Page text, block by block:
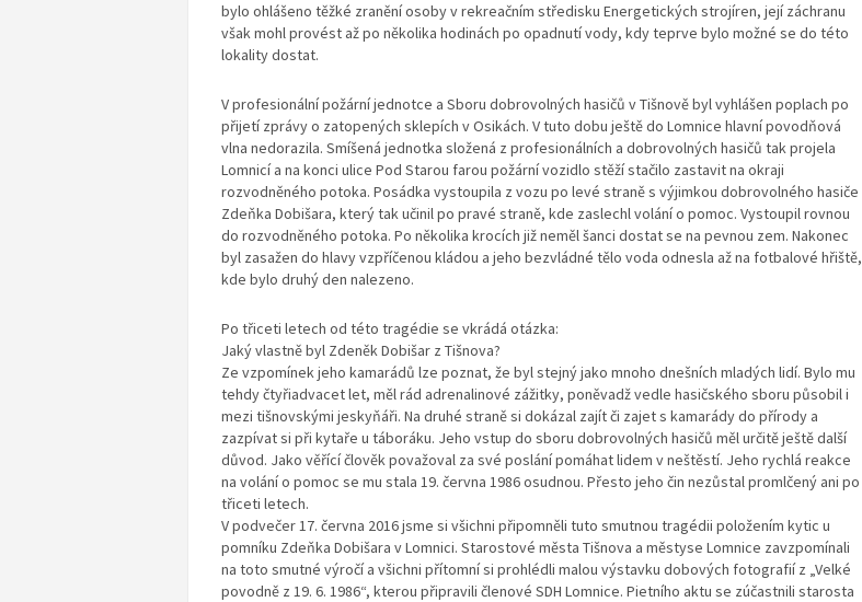
bylo ohlášeno těžké zranění osoby v rekreačním středisku Energetických strojíren, její záchranu
však mohl provést až po několika hodinách po opadnutí vody, kdy teprve bylo možné se do této
lokality dostat.
V profesionální požární jednotce a Sboru dobrovolných hasičů v Tišnově byl vyhlášen poplach po
přijetí zprávy o zatopených sklepích v Osikách. V tuto dobu ještě do Lomnice hlavní povodňová
vlna nedorazila. Smíšená jednotka složená z profesionálních a dobrovolných hasičů tak projela
Lomnicí a na konci ulice Pod Starou farou požární vozidlo stěží stačilo zastavit na okraji
rozvodněného potoka. Posádka vystoupila z vozu po levé straně s výjimkou dobrovolného hasiče
Zdeňka Dobišara, který tak učinil po pravé straně, kde zaslechl volání o pomoc. Vystoupil rovnou
do rozvodněného potoka. Po několika krocích již neměl šanci dostat se na pevnou zem. Nakonec
byl zasažen do hlavy vzpříčenou kládou a jeho bezvládné tělo voda odnesla až na fotbalové hřiště,
kde bylo druhý den nalezeno.
Po třiceti letech od této tragédie se vkrádá otázka:
Jaký vlastně byl Zdeněk Dobišar z Tišnova?
Ze vzpomínek jeho kamarádů lze poznat, že byl stejný jako mnoho dnešních mladých lidí. Bylo mu
tehdy čtyřiadvacet let, měl rád adrenalinové zážitky, poněvadž vedle hasičského sboru působil i
mezi tišnovskými jeskyňáři. Na druhé straně si dokázal zajít či zajet s kamarády do přírody a
zazpívat si při kytaře u táboráku. Jeho vstup do sboru dobrovolných hasičů měl určitě ještě další
důvod. Jako věřící člověk považoval za své poslání pomáhat lidem v neštěstí. Jeho rychlá reakce
na volání o pomoc se mu stala 19. června 1986 osudnou. Přesto jeho čin nezůstal promlčený ani po
třiceti letech.
V podvečer 17. června 2016 jsme si všichni připomněli tuto smutnou tragédii položením kytic u
pomníku Zdeňka Dobišara v Lomnici. Starostové města Tišnova a městyse Lomnice zavzpomínali
na toto smutné výročí a všichni přítomní si prohlédli malou výstavku dobových fotografií z „Velké
povodně z 19. 6. 1986“, kterou připravili členové SDH Lomnice. Pietního aktu se zúčastnili starosta